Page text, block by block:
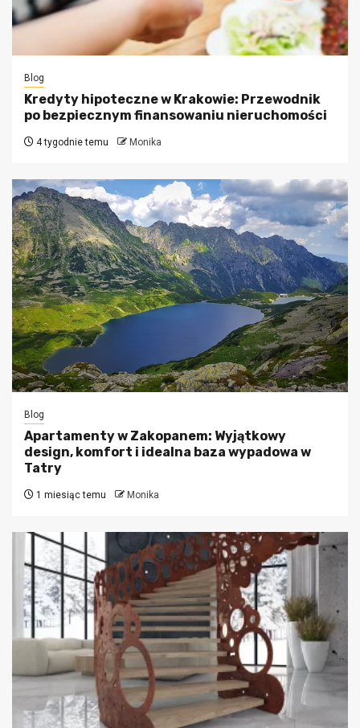
Blog
Kredyty hipoteczne w Krakowie: Przewodnik
po bezpiecznym finansowaniu nieruchomości
4 tygodnie temu Monika
Blog
Apartamenty w Zakopanem: Wyjątkowy
design, komfort i idealna baza wypadowa w
Tatry
1 miesiąc temu Monika